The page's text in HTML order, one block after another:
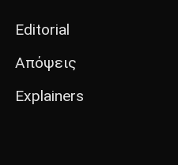
Editorial
Απόψεις
Explainers